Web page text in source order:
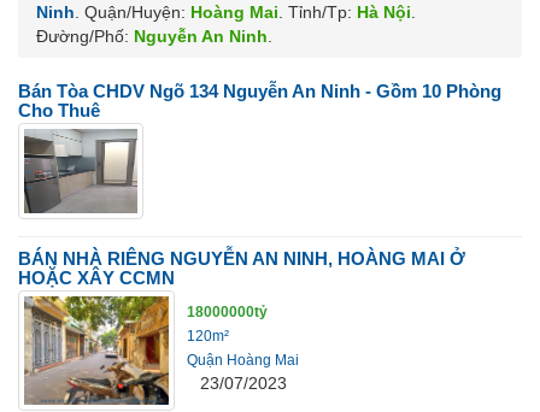
Ninh . Quận/Huyện: Hoàng Mai . Tỉnh/Tp: Hà Nội
Đường/Phố: Nguyễn An Ninh
Bán Tòa CHDV Ngõ 134 Nguyễn An Ninh - Gồm 10 Phòng
Cho Thuê
BÁN NHÀ RIÊNG NGUYỄN AN NINH, HOÀNG MAI Ở
HOẶC XÂY CCMN
18000000tỷ
120m²
Quận Hoàng Mai
23/07/2023